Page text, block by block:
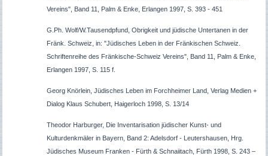
Vereins", Band 11, Palm & Enke, Erlangen 1997, S. 393 - 451
G.Ph. Wolf/W.Tausendpfund, Obrigkeit und jüdische Untertanen in der
Fränk. Schweiz, in: "Jüdisches Leben in der Fränkischen Schweiz.
Schriftenreihe des Fränkische-Schweiz Vereins", Band 11, Palm & Enke,
Erlangen 1997, S. 115 f.
Georg Knörlein, Jüdisches Leben im Forchheimer Land, Verlag Medien +
Dialog Klaus Schubert, Haigerloch 1998, S. 13/14
Theodor Harburger, Die Inventarisation jüdischer Kunst- und
Kulturdenkmäler in Bayern, Band 2: Adelsdorf - Leutershausen, Hrg.
Jüdisches Museum Franken - Fürth & Schnaiitach, Fürth 1998, S. 243 –